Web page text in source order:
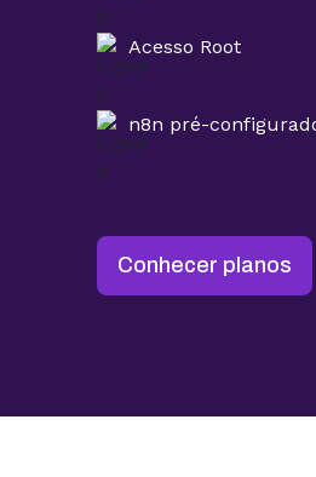
Acesso Root
n8n pré-
Conhecer planos